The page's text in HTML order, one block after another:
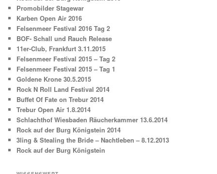
Promobilder Stagewar
Karben Open Air 2016
Felsenmeer Festival 2016 Tag 2
BOF- Schall und Rauch Release
11er-Club, Frankfurt 3.11.2015
Felsenmeer Festival 2015 – Tag 2
Felsenmeer Festival 2015 – Tag 1
Goldene Krone 30.5.2015
Rock N Roll Land Festival 2014
Buffet Of Fate on Trebur 2014
Trebur Open Air 1.8.2014
Schlachthof Wiesbaden Räucherkammer 13.6.2014
Rock auf der Burg Königstein 2014
3ling & Stealing the Bride – Nachtleben – 8.12.2013
Rock auf der Burg Königstein